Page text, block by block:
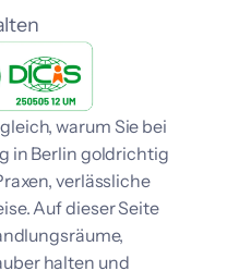
warum Sie bei
in Berlin goldrichtig
verlässliche
Auf dieser Seite
halten und